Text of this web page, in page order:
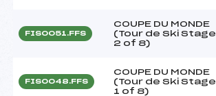
FIS0051.FFS
COUPE DU MONDE
(Tour de Ski Stage
2 of 8)
FIS0048.FFS
COUPE DU MONDE
(Tour de Ski Stage
1 of 8)